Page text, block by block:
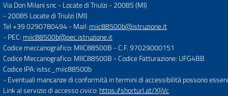
Via Don Milani snc - Locate di Triulzi - 20085 (MI)
-20085 Locate di Triulzi (MI)
Tel +39 0290780494- Mail: miic88500b@istruzione.it
- PEC: miic88500b@pec.istruzione.it
Codice meccanografico: MIIC88500B - C.F. 97029000151
Codice Meccanografico: MIIC88500B - Codice Fatturazione: UFG4BB
Codice IPA: istsc_miic88500b
- Eventuali mancanze di conformità in termini di accessibilità possono
Link al servizio di accesso civico: https://shorturl.at/XljVc